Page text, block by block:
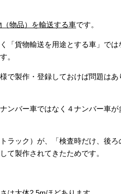
物品）を輸送する車です。
「貨物輸送を用途とする車」では
。
で製作・登録しておけば問題はあ
ンバー車ではなく４ナンバー車が
ラック）が、「検査時だけ、後ろ
て製作されてきたためです。